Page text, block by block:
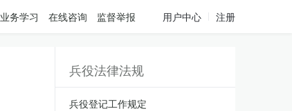
业务学习 在线咨询 监督举报 用户中心 注册
兵役法律法规
兵役登记工作规定